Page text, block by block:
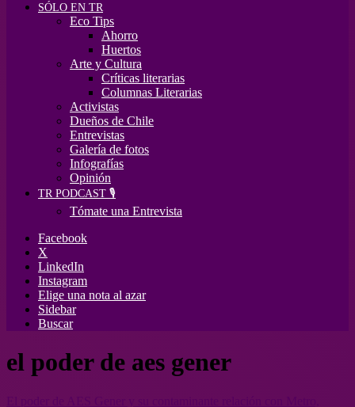
SÓLO EN TR
Eco Tips
Ahorro
Huertos
Arte y Cultura
Críticas literarias
Columnas Literarias
Activistas
Dueños de Chile
Entrevistas
Galería de fotos
Infografías
Opinión
TR PODCAST 🎙️
Tómate una Entrevista
Facebook
X
LinkedIn
Instagram
Elige una nota al azar
Sidebar
Buscar
el poder de aes gener